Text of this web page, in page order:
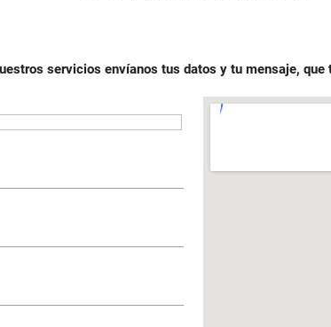
servicios envíanos tus datos y tu mensaje,